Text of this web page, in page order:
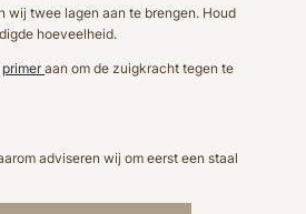
wij twee lagen aan te brengen. Houd
hoeveelheid.
primeraan om de zuigkracht tegen te
adviseren wij om eerst een staal